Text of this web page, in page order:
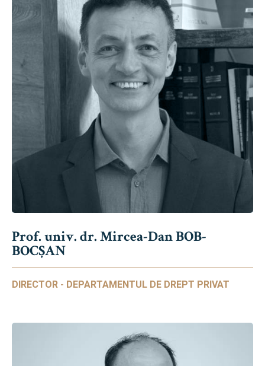
Prof. univ. dr. Mircea-Dan BOB-
BOCȘAN
DIRECTOR - DEPARTAMENTUL DE DREPT PRIVAT